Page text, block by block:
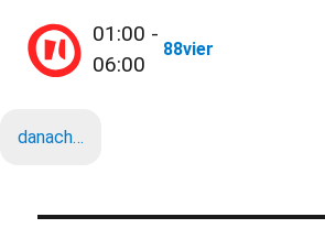
01:00 -
06:00
88vier
danach…